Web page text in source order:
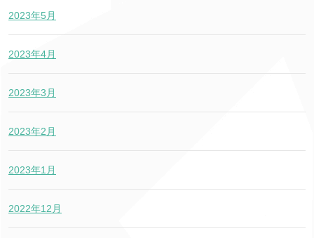
2023年5月
2023年4月
2023年3月
2023年2月
2023年1月
2022年12月